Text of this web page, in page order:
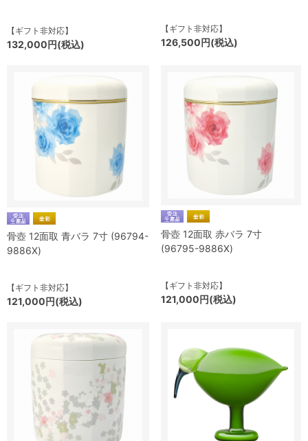
【ギフト非対応】
132,000円(税込)
【ギフト非対応】
126,500円(税込)
骨壺 12面取 青バラ 7寸 (96794-
9886X)
【ギフト非対応】
121,000円(税込)
骨壺 12面取 赤バラ 7寸
(96795-9886X)
【ギフト非対応】
121,000円(税込)